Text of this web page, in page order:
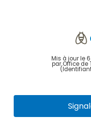
Mis à jour le
par Office de